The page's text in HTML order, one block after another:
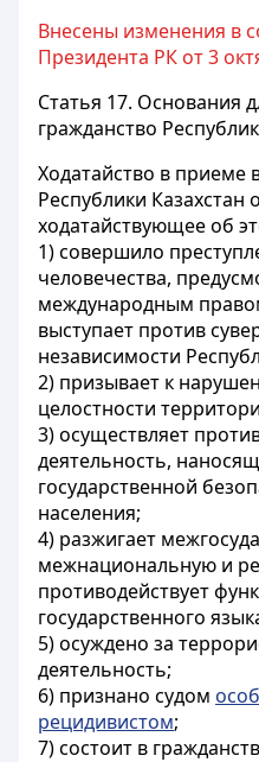
Внесены изменения в
Президента РК от 3
Статья 17. Основания
гражданство
Ходатайство в приеме
Республики Казахстан
ходатайствующее об
1) совершило
человечества,
международным
выступает против
независимости
2) призывает к
целостности
3) осуществляет
деятельность,
государственной
населения;
4) разжигает
межнациональную и
противодействует
государственного
5) осуждено за
деятельность;
6) признано судом
рецидивистом;
7) состоит в